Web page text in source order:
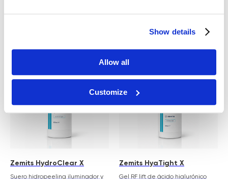
Show details
Allow all
Customize
Zemits HydroClear X
Suero hidropeeling iluminador y
Zemits HyaTight X
Gel RF lift de ácido hialurónico